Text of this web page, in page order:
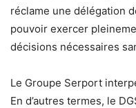
réclame une délégation
pouvoir exercer
décisions nécessaires
Le Groupe Serport
En d’autres termes, le